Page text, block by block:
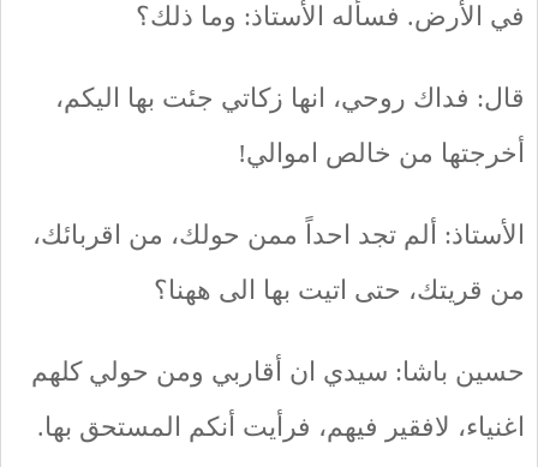
في الأرض. فسأله الأستاذ: وما ذلك؟
قال: فداك روحي، انها زكاتي جئت بها اليكم،
أخرجتها من خالص اموالي!
الأستاذ: ألم تجد احداً ممن حولك، من اقربائك،
من قريتك، حتى اتيت بها الى ههنا؟
حسين باشا: سيدي ان أقاربي ومن حولي كلهم
اغنياء، لافقير فيهم، فرأيت أنكم المستحق بها.